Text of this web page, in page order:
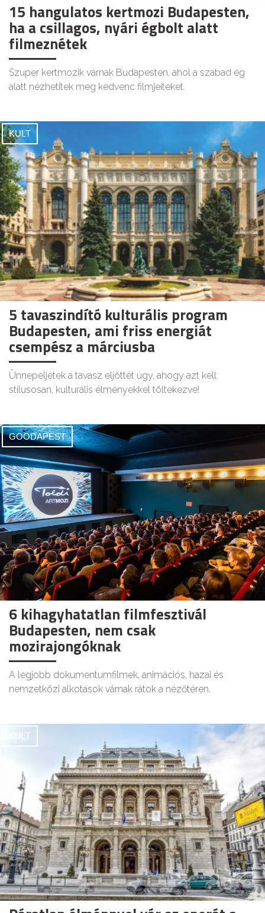
15 hangulatos kertmozi Budapesten,
ha a csillagos, nyári égbolt alatt
filmeznétek
Szuper kertmozik várnak Budapesten, ahol a szabad ég
alatt nézhetitek meg kedvenc filmjeiteket.
KULT
5 tavaszindító kulturális program
Budapesten, ami friss energiát
csempész a márciusba
Ünnepeljétek a tavasz eljöttét úgy, ahogy azt kell:
stílusosan, kulturális élményekkel töltekezve!
GOODAPEST
6 kihagyhatatlan filmfesztivál
Budapesten, nem csak
mozirajongóknak
A legjobb dokumentumfilmek, animációs, hazai és
nemzetközi alkotások várnak rátok a nézőtéren.
KULT